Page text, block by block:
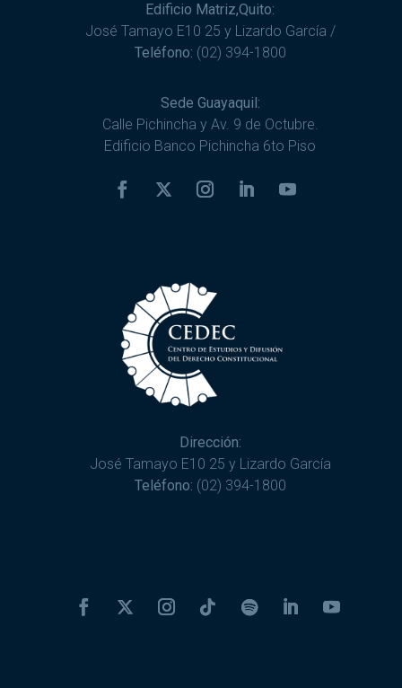
Edificio Matriz,Quito:
José Tamayo E10 25 y Lizardo García /
Teléfono: (02) 394-1800
Sede Guayaquil:
Calle Pichincha y Av. 9 de Octubre.
Edificio Banco Pichincha 6to Piso
Dirección:
José Tamayo E10 25 y Lizardo García
Teléfono: (02) 394-1800